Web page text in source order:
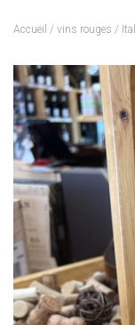
Accueil / vins rouges /